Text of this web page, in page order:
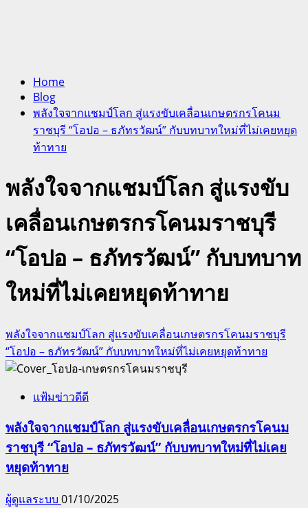
Home
Blog
พลังใจจากแชมป์โลก สู่แรงขับเคลื่อนเกษตรกรโคนม
ราชบุรี “โอปอ – ธภัทรวัฒน์” กับบทบาทใหม่ที่ไม่เคยหยุด
ท้าทาย
พลังใจจากแชมป์โลก สู่แรงขับ
เคลื่อนเกษตรกรโคนมราชบุรี
“โอปอ – ธภัทรวัฒน์” กับบทบาท
ใหม่ที่ไม่เคยหยุดท้าทาย
พลังใจจากแชมป์โลก สู่แรงขับเคลื่อนเกษตรกรโคนมราชบุรี
“โอปอ – ธภัทรวัฒน์” กับบทบาทใหม่ที่ไม่เคยหยุดท้าทาย
แฟ้มข่าวดีดี
พลังใจจากแชมป์โลก สู่แรงขับเคลื่อนเกษตรกรโคนม
ราชบุรี “โอปอ – ธภัทรวัฒน์” กับบทบาทใหม่ที่ไม่เคย
หยุดท้าทาย
ผู้ดูแลระบบ 01/10/2025